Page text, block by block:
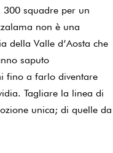
squadre per un
non è una
della Valle d’Aosta che
saputo
fino a farlo diventare
Tagliare la linea di
unica; di quelle da